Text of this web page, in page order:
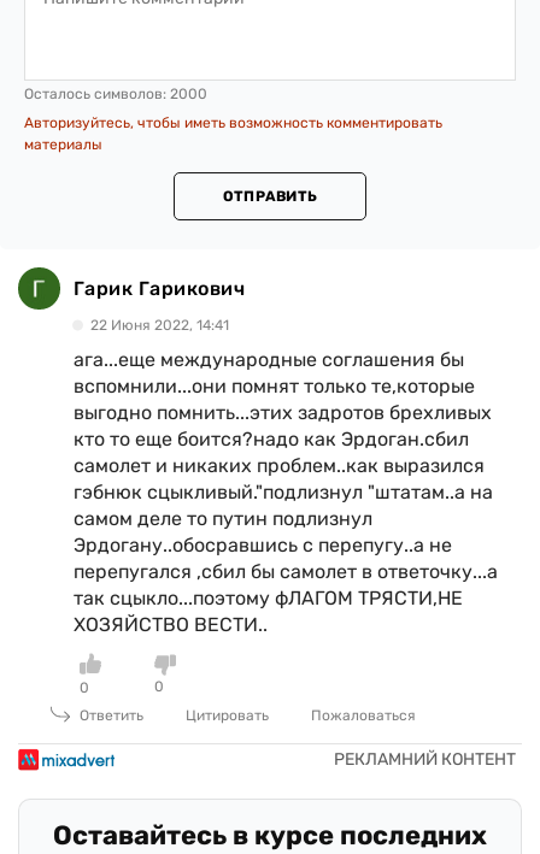
Осталось символов: 2000
Авторизуйтесь, чтобы иметь возможность комментировать
материалы
ОТПРАВИТЬ
Гарик Гарикович
22 Июня 2022, 14:41
ага...еще международные соглашения бы
вспомнили...они помнят только те,которые
выгодно помнить...этих задротов брехливых
кто то еще боится?надо как Эрдоган.сбил
самолет и никаких проблем..как выразился
гэбнюк сцыкливый."подлизнул "штатам..а на
самом деле то путин подлизнул
Эрдогану..обосравшись с перепугу..а не
перепугался ,сбил бы самолет в ответочку...а
так сцыкло...поэтому фЛАГОМ ТРЯСТИ,НЕ
ХОЗЯЙСТВО ВЕСТИ..
0
0
Ответить
Цитировать Пожаловаться
Оставайтесь в курсе последних